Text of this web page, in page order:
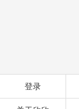
登录